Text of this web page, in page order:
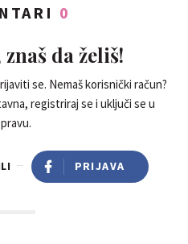
0
da želiš!
se. Nemaš korisnički račun?
registriraj se i uključi se u
PRIJAVA